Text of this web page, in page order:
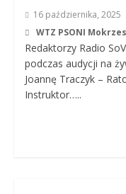
16 października, 2025
WTZ PSONI
Redaktorzy Radio
podczas audycji na
Joannę Traczyk –
Instruktor…..